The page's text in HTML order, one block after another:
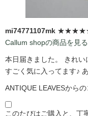
mi74771107mk
Callum shopの商品を見る
本日届きました。 きれい
すごく気に入ってます♪
ANTIQUE LEAVESからの
このたびはご購入と、